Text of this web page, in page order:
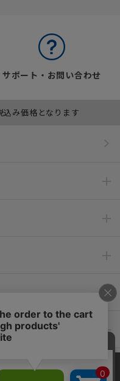
サポート・お問い合わせ
み価格となります